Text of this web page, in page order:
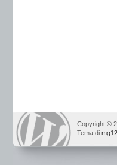
Copyright ©
Tema di mg12